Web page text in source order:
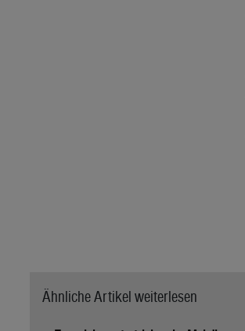
Ähnliche Artikel weiterlesen